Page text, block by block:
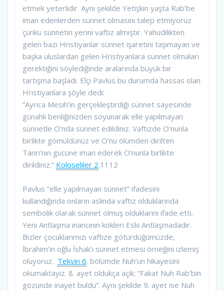
etmek yeterlidir. Aynı şekilde Yetişkin yaşta Rab’be
iman edenlerden sünnet olmasını talep etmiyoruz
çünkü sünnetin yerini vaftiz almıştır. Yahudilikten
gelen bazı Hristiyanlar sünnet işaretini taşımayan ve
başka uluslardan gelen Hristiyanlara sünnet olmaları
gerektiğini söylediğinde aralarında büyük bir
tartışma başladı. Elçi Pavlus bu durumda hassas olan
Hristiyanlara şöyle dedi:
“Ayrıca Mesih’in gerçekleştirdiği sünnet sayesinde
günahlı benliğinizden soyunarak elle yapılmayan
sünnetle O’nda sünnet edildiniz. Vaftizde O’nunla
birlikte gömüldünüz ve O’nu ölümden dirilten
Tanrı’nın gücüne iman ederek O’nunla birlikte
dirildiniz.” Koloseliler 2.1112
Pavlus “elle yapılmayan sünnet” ifadesini
kullandığında onların aslında vaftiz olduklarında
sembolik olarak sünnet olmuş olduklarını ifade etti.
Yeni Antlaşma inancının kökleri Eski Antlaşmadadır.
Bizler çocuklarımızı vaftize götürdüğümüzde,
İbrahim’in oğlu İshak’ı sünnet etmesi örneğini izlemiş
oluyoruz. Tekvin 6. bölümde Nuh’un hikayesini
okumaktayız. 8. ayet oldukça açık: “Fakat Nuh Rab’bin
gözünde inayet buldu”. Aynı şekilde 9. ayet ise Nuh